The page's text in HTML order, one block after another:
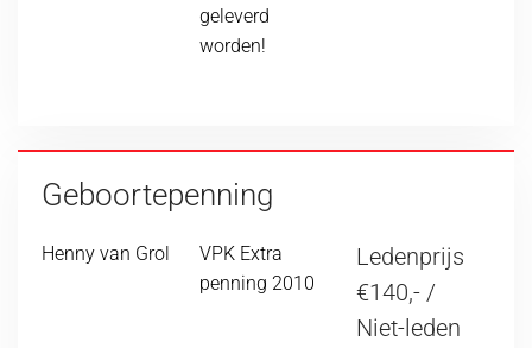
geleverd
worden!
Geboortepenning
Henny van Grol
VPK Extra
penning 2010
Ledenprijs
€140,- /
Niet-leden